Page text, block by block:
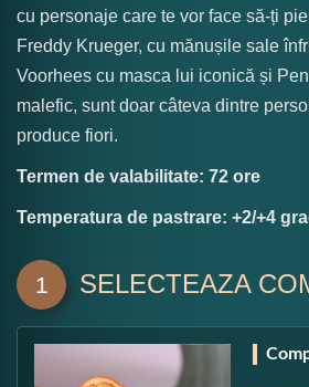
cu personaje care te vor face să-ți
Freddy Krueger, cu mănușile sale
Voorhees cu masca lui iconică și
malefic, sunt doar câteva dintre
produce fiori.
Termen de valabilitate: 72 ore
Temperatura de pastrare: +2/+4
1 SELECTEAZA